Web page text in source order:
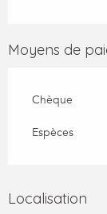
Moyens de
Chèque
Espèces
Localisation